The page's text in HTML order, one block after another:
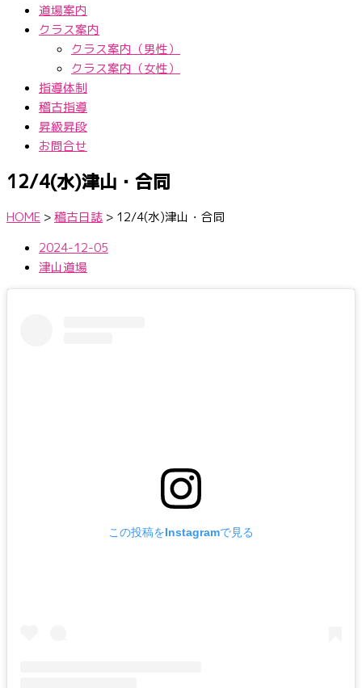
道場案内
クラス案内
クラス案内（男性）
クラス案内（女性）
指導体制
稽古指導
昇級昇段
お問合せ
12/4(水)津山・合同
HOME >稽古日誌 > 12/4(水)津山・合同
2024-12-05
津山道場
この投稿をInstagramで見る